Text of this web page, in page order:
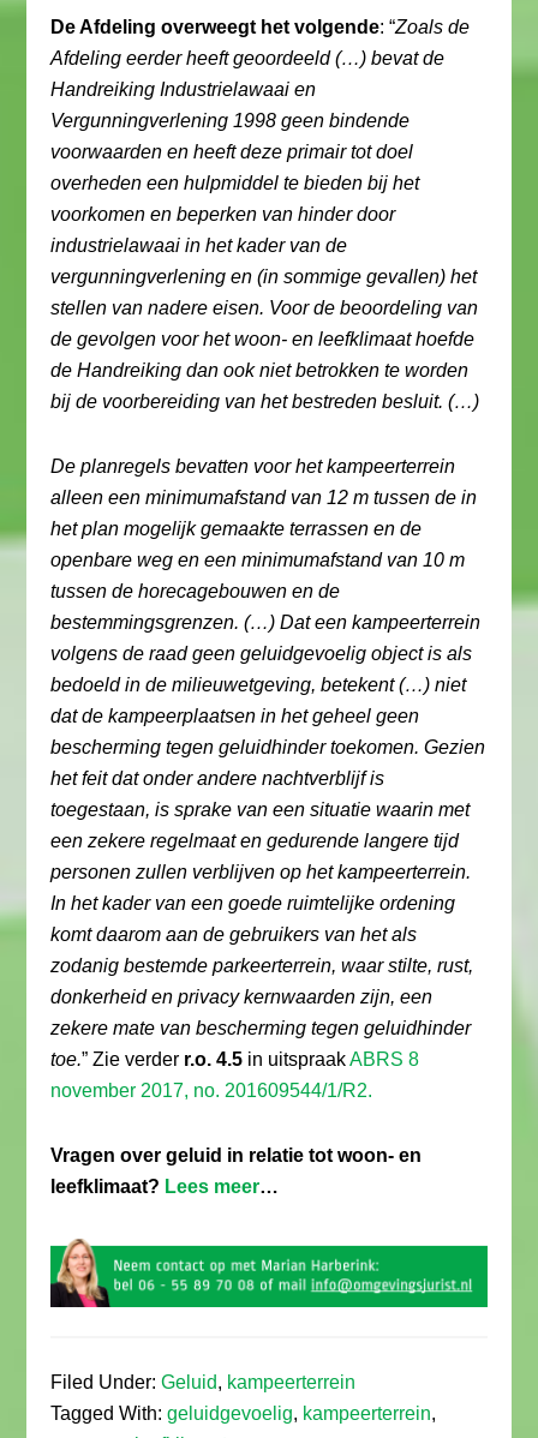
De Afdeling overweegt het volgende: “Zoals de
Afdeling eerder heeft geoordeeld (…) bevat de
Handreiking Industrielawaai en
Vergunningverlening 1998 geen bindende
voorwaarden en heeft deze primair tot doel
overheden een hulpmiddel te bieden bij het
voorkomen en beperken van hinder door
industrielawaai in het kader van de
vergunningverlening en (in sommige gevallen) het
stellen van nadere eisen. Voor de beoordeling van
de gevolgen voor het woon- en leefklimaat hoefde
de Handreiking dan ook niet betrokken te worden
bij de voorbereiding van het bestreden besluit. (…)
De planregels bevatten voor het kampeerterrein
alleen een minimumafstand van 12 m tussen de in
het plan mogelijk gemaakte terrassen en de
openbare weg en een minimumafstand van 10 m
tussen de horecagebouwen en de
bestemmingsgrenzen. (…) Dat een kampeerterrein
volgens de raad geen geluidgevoelig object is als
bedoeld in de milieuwetgeving, betekent (…) niet
dat de kampeerplaatsen in het geheel geen
bescherming tegen geluidhinder toekomen. Gezien
het feit dat onder andere nachtverblijf is
toegestaan, is sprake van een situatie waarin met
een zekere regelmaat en gedurende langere tijd
personen zullen verblijven op het kampeerterrein.
In het kader van een goede ruimtelijke ordening
komt daarom aan de gebruikers van het als
zodanig bestemde parkeerterrein, waar stilte, rust,
donkerheid en privacy kernwaarden zijn, een
zekere mate van bescherming tegen geluidhinder
toe.” Zie verder r.o. 4.5 in uitspraakABRS 8
november 2017, no. 201609544/1/R2.
Vragen over geluid in relatie tot woon- en
leefklimaat? Lees meer…
Filed Under:Geluid, kampeerterrein
Tagged With:geluidgevoelig, kampeerterrein,